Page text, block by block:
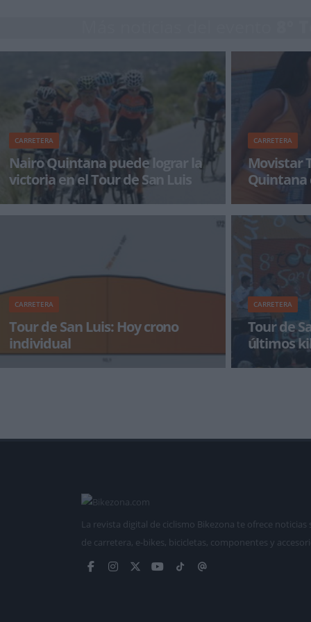
CARRETERA
Nairo Quintana puede lograr la
victoria en el Tour de San Luis
Nairo Quintana conserva el maillot naranja de
CARRETERA
Movistar
Quintana
El corredor de
remata su
en Argentina d
CARRETERA
Tour de San Luis: Hoy crono
individual
Tras la escalada al Cerro El Amago, donde el
CARRETERA
Tour de
últimos
Fran Ventoso
La revista digital de ciclismo Bikezona te ofrece
de carretera, e-bikes, bicicletas, componentes y